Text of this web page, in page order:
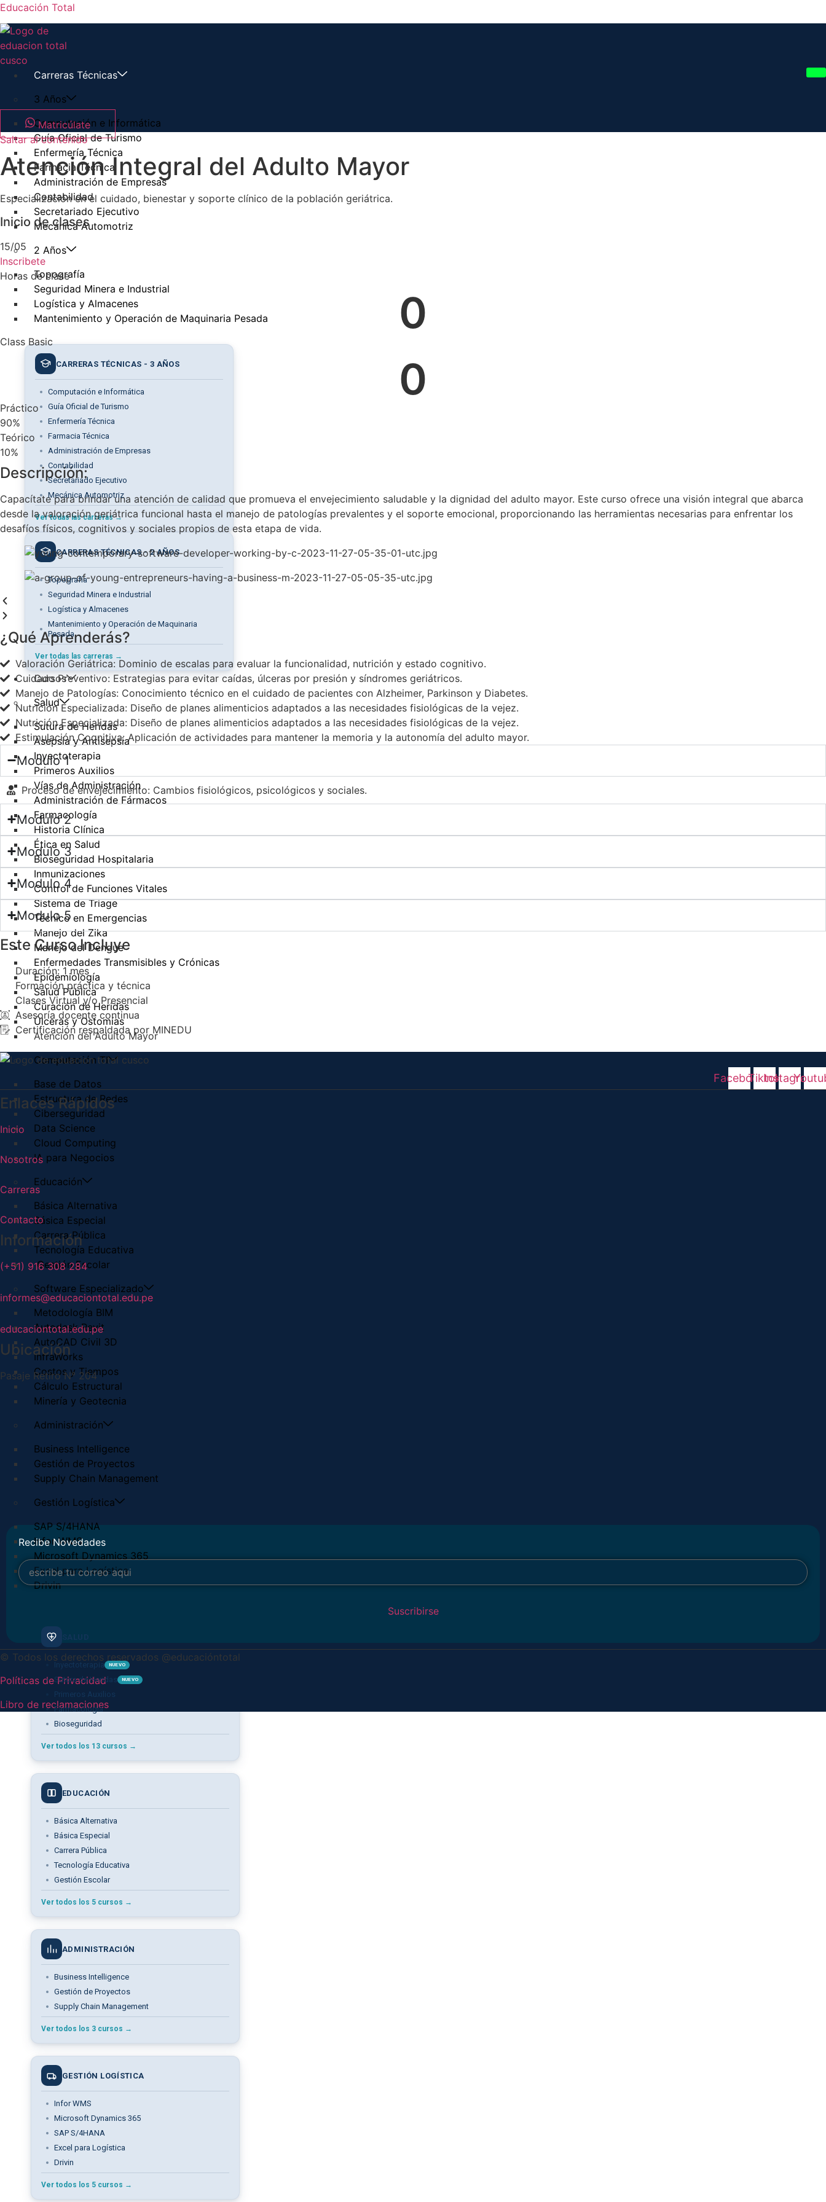
Educación Total
Carreras Técnicas
3 Años
Computación e Informática
Guía Oficial de Turismo
Enfermería Técnica
Farmacia Técnica
Administración de Empresas
Contabilidad
Secretariado Ejecutivo
Mecánica Automotriz
2 Años
Topografía
Seguridad Minera e Industrial
Logística y Almacenes
Mantenimiento y Operación de Maquinaria Pesada
CARRERAS TÉCNICAS - 3 AÑOS
Computación e Informática
Guía Oficial de Turismo
Enfermería Técnica
Farmacia Técnica
Administración de Empresas
Contabilidad
Secretariado Ejecutivo
Mecánica Automotriz
Ver todas las carreras →
CARRERAS TÉCNICAS - 2 AÑOS
Topografía
Seguridad Minera e Industrial
Logística y Almacenes
Mantenimiento y Operación de Maquinaria
Pesada
Ver todas las carreras →
Cursos
Salud
Sutura de Heridas
Asepsia y Antisepsia
Inyectoterapia
Primeros Auxilios
Vías de Administración
Administración de Fármacos
Farmacología
Historia Clínica
Ética en Salud
Bioseguridad Hospitalaria
Inmunizaciones
Control de Funciones Vitales
Sistema de Triage
Técnico en Emergencias
Manejo del Zika
Manejo del Dengue
Enfermedades Transmisibles y Crónicas
Epidemiología
Salud Pública
Curación de Heridas
Úlceras y Ostomías
Atención del Adulto Mayor
Computación TI
Base de Datos
Estructura de Redes
Ciberseguridad
Data Science
Cloud Computing
IA para Negocios
Educación
Básica Alternativa
Básica Especial
Carrera Pública
Tecnología Educativa
Gestión Escolar
Software Especializado
Metodología BIM
Autodesk Revit
AutoCAD Civil 3D
InfraWorks
Costos y Tiempos
Cálculo Estructural
Minería y Geotecnia
Administración
Business Intelligence
Gestión de Proyectos
Supply Chain Management
Gestión Logística
SAP S/4HANA
Infor WMS
Microsoft Dynamics 365
Excel para Logística
Drivin
Inyectoterapia NUEVO
Sutura de Heridas NUEVO
Primeros Auxilios
Farmacología
Bioseguridad
Ver todos los 13 cursos →
EDUCACIÓN
Básica Alternativa
Básica Especial
Carrera Pública
Tecnología Educativa
Gestión Escolar
Ver todos los 5 cursos →
ADMINISTRACIÓN
Business Intelligence
Gestión de Proyectos
Supply Chain Management
Ver todos los 3 cursos →
GESTIÓN LOGÍSTICA
Infor WMS
Microsoft Dynamics 365
SAP S/4HANA
Excel para Logística
Drivin
Ver todos los 5 cursos →
Matricúlate
Saltar al contenido
Atención Integral del Adulto Mayor
Especialización en el cuidado, bienestar y soporte clínico de la población geriátrica.
Inicio de clases
15/05
Inscribete
Horas de clase
0
Class Basic
0
Práctico
90%
Teórico
10%
Descripción:
Capacítate para brindar una atención de calidad que promueva el envejecimiento saludable y la dignidad del adulto mayor. Este curso ofrece una visión integral que abarca
desde la valoración geriátrica funcional hasta el manejo de patologías prevalentes y el soporte emocional, proporcionando las herramientas necesarias para enfrentar los
desafíos físicos, cognitivos y sociales propios de esta etapa de vida.
¿Qué Aprenderás?
Valoración Geriátrica: Dominio de escalas para evaluar la funcionalidad, nutrición y estado cognitivo.
Cuidado Preventivo: Estrategias para evitar caídas, úlceras por presión y síndromes geriátricos.
Manejo de Patologías: Conocimiento técnico en el cuidado de pacientes con Alzheimer, Parkinson y Diabetes.
Nutrición Especializada: Diseño de planes alimenticios adaptados a las necesidades fisiológicas de la vejez.
Nutrición Especializada: Diseño de planes alimenticios adaptados a las necesidades fisiológicas de la vejez.
Estimulación Cognitiva: Aplicación de actividades para mantener la memoria y la autonomía del adulto mayor.
Modulo 1
Proceso de envejecimiento: Cambios fisiológicos, psicológicos y sociales.
Modulo 2
Modulo 3
Modulo 4
Modulo 5
Este Curso Incluye
Duración: 1 mes
Formación práctica y técnica
Clases Virtual y/o Presencial
Asesoría docente continua
Certificación respaldada por MINEDU
FacebookTiktokInstagram
Enlaces Rápidos
Inicio
Nosotros
Carreras
Contacto
Información
(+51) 916 308 284
informes@educaciontotal.edu.pe
educaciontotal.edu.pe
Ubicación
Pasaje Retiro N° 204
Recibe Novedades
© Todos los derechos reservados @educacióntotal
Políticas de Privacidad
Libro de reclamaciones